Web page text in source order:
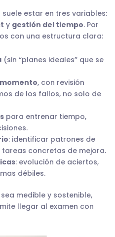
estar en tres variables:
y gestión del tiempo. Por
con una estructura clara:
(sin “planes ideales” que se
, con revisión
de los fallos, no solo de
para entrenar tiempo,
: identificar patrones de
concretas de mejora.
: evolución de aciertos,
débiles.
medible y sostenible,
llegar al examen con